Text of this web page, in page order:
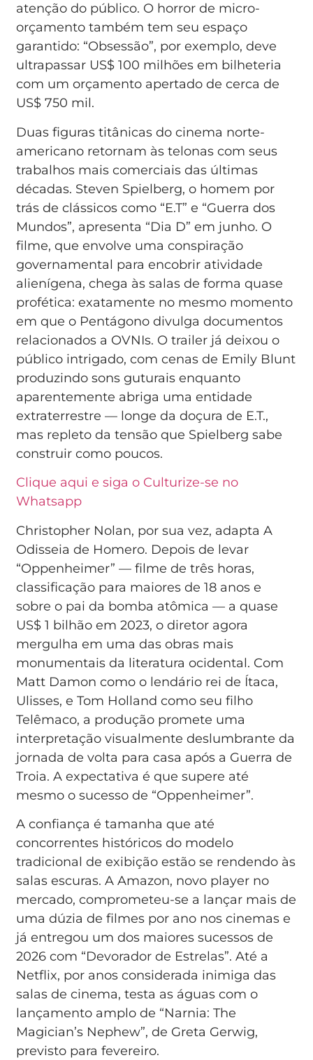
atenção do público. O horror de micro-
orçamento também tem seu espaço
garantido: “Obsessão”, por exemplo, deve
ultrapassar US$ 100 milhões em bilheteria
com um orçamento apertado de cerca de
US$ 750 mil.
Duas figuras titânicas do cinema norte-
americano retornam às telonas com seus
trabalhos mais comerciais das últimas
décadas. Steven Spielberg, o homem por
trás de clássicos como “E.T” e “Guerra dos
Mundos”, apresenta “Dia D” em junho. O
filme, que envolve uma conspiração
governamental para encobrir atividade
alienígena, chega às salas de forma quase
profética: exatamente no mesmo momento
em que o Pentágono divulga documentos
relacionados a OVNIs. O trailer já deixou o
público intrigado, com cenas de Emily Blunt
produzindo sons guturais enquanto
aparentemente abriga uma entidade
extraterrestre — longe da doçura de E.T.,
mas repleto da tensão que Spielberg sabe
construir como poucos.
Clique aqui e siga o Culturize-se no
Whatsapp
Christopher Nolan, por sua vez, adapta A
Odisseia de Homero. Depois de levar
“Oppenheimer” — filme de três horas,
classificação para maiores de 18 anos e
sobre o pai da bomba atômica — a quase
US$ 1 bilhão em 2023, o diretor agora
mergulha em uma das obras mais
monumentais da literatura ocidental. Com
Matt Damon como o lendário rei de Ítaca,
Ulisses, e Tom Holland como seu filho
Telêmaco, a produção promete uma
interpretação visualmente deslumbrante da
jornada de volta para casa após a Guerra de
Troia. A expectativa é que supere até
mesmo o sucesso de “Oppenheimer”.
A confiança é tamanha que até
concorrentes históricos do modelo
tradicional de exibição estão se rendendo às
salas escuras. A Amazon, novo player no
mercado, comprometeu-se a lançar mais de
uma dúzia de filmes por ano nos cinemas e
já entregou um dos maiores sucessos de
2026 com “Devorador de Estrelas”. Até a
Netflix, por anos considerada inimiga das
salas de cinema, testa as águas com o
lançamento amplo de “Narnia: The
Magician’s Nephew”, de Greta Gerwig,
previsto para fevereiro.